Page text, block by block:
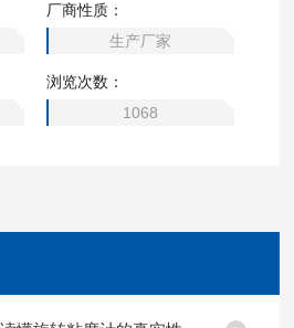
调通风系统卫生学评价规范》以及
卫生指标及限值要求》中的相关
了其在各种工业环境下的稳定性和
厂商性质：
生产厂家
浏览次数：
1068